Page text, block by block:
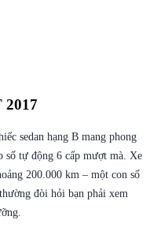
2017
sedan hạng B mang phong
số tự động 6 cấp mượt mà. Xe
200.000 km – một con số
đòi hỏi bạn phải xem